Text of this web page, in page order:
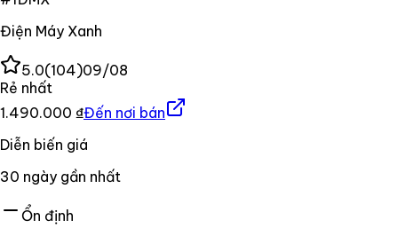
Điện Máy Xanh
5.0(104)09/08
Rẻ nhất
1.490.000 ₫Đến nơi bán
Diễn biến giá
30 ngày gần nhất
Ổn định